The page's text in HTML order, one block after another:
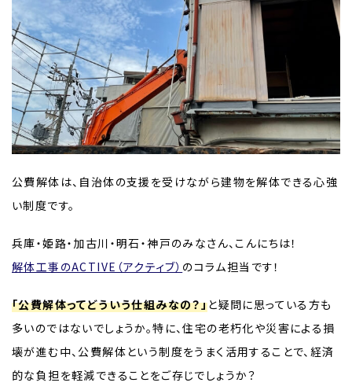
公費解体は、自治体の支援を受けながら建物を解体できる心強
い制度です。
兵庫・姫路・加古川・明石・神戸のみなさん、こんにちは！
解体工事のACTIVE（アクティブ） のコラム担当です！
「公費解体ってどういう仕組みなの？」と疑問に思っている方も
多いのではないでしょうか。特に、住宅の老朽化や災害による損
壊が進む中、公費解体という制度をうまく活用することで、経済
的な負担を軽減できることをご存じでしょうか？